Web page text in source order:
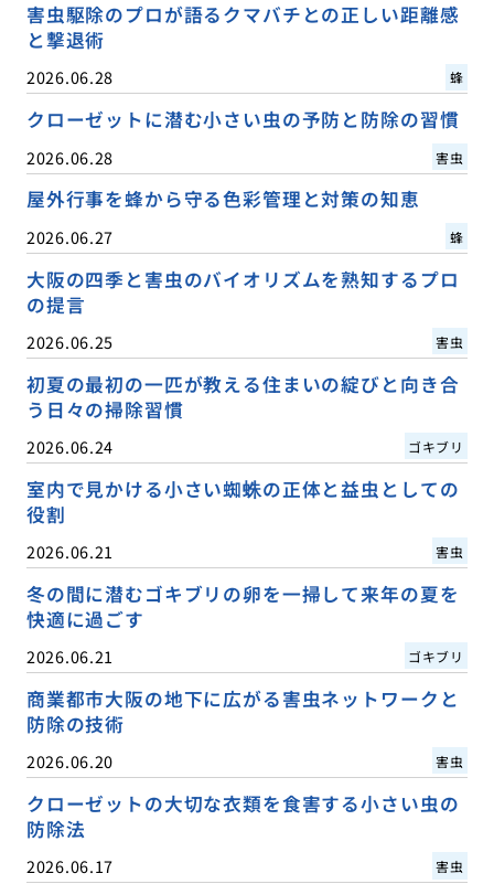
害虫駆除のプロが語るクマバチとの正しい距離感
と撃退術
2026.06.28 蜂
クローゼットに潜む小さい虫の予防と防除の習慣
2026.06.28 害虫
屋外行事を蜂から守る色彩管理と対策の知恵
2026.06.27 蜂
大阪の四季と害虫のバイオリズムを熟知するプロ
の提言
2026.06.25 害虫
初夏の最初の一匹が教える住まいの綻びと向き合
う日々の掃除習慣
2026.06.24 ゴキブリ
室内で見かける小さい蜘蛛の正体と益虫としての
役割
2026.06.21 害虫
冬の間に潜むゴキブリの卵を一掃して来年の夏を
快適に過ごす
2026.06.21 ゴキブリ
商業都市大阪の地下に広がる害虫ネットワークと
防除の技術
2026.06.20 害虫
クローゼットの大切な衣類を食害する小さい虫の
防除法
2026.06.17 害虫